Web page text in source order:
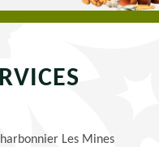
Les Mines